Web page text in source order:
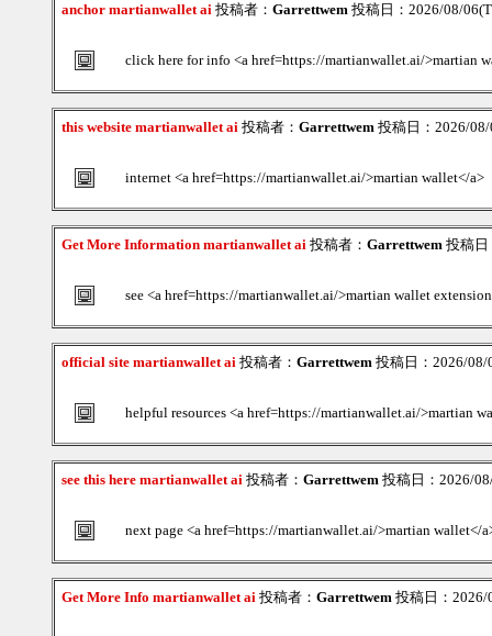
anchor martianwallet ai 投稿者： Garrettwem 投稿日：2026/08/
click here for info <a href=https://martianwallet.ai/>martian
this website martianwallet ai 投稿者： Garrettwem 投稿日：2026/
internet <a href=https://martianwallet.ai/>martian wallet</a>
Get More Information martianwallet ai 投稿者： Garrettwem 投稿
see <a href=https://martianwallet.ai/>martian wallet
official site martianwallet ai 投稿者： Garrettwem 投稿日：2026/
helpful resources <a href=https://martianwallet.ai/>martian
see this here martianwallet ai 投稿者： Garrettwem 投稿日：2026/
next page <a href=https://martianwallet.ai/>martian wallet</
Get More Info martianwallet ai 投稿者： Garrettwem 投稿日：